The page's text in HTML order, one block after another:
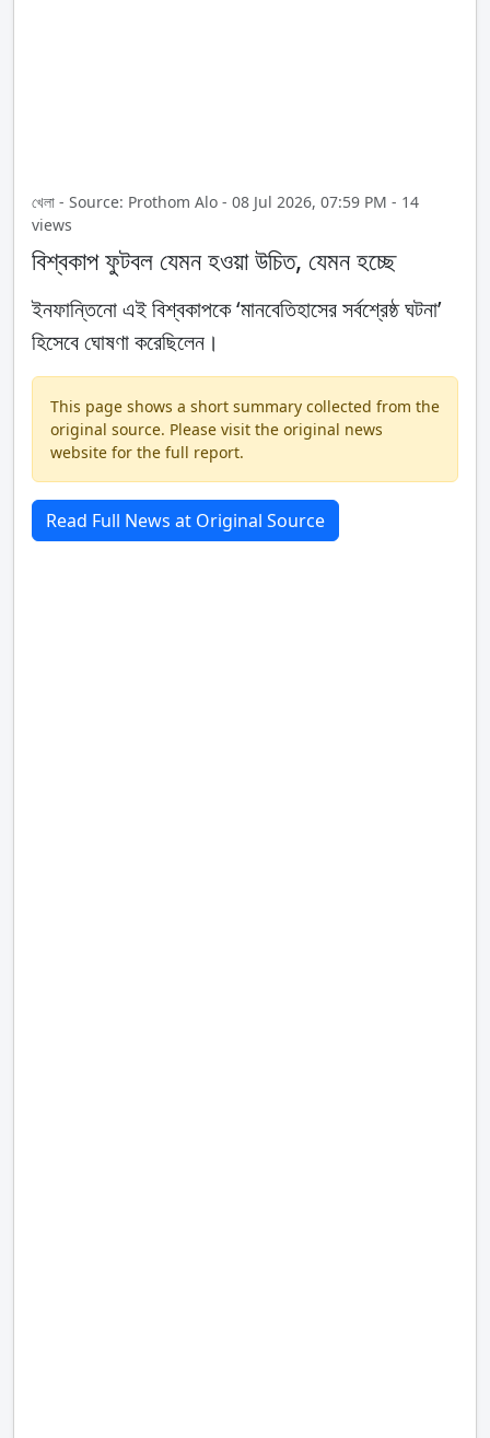
খেলা - Source: Prothom Alo - 08 Jul 2026, 07:59 PM - 14
views
বিশ্বকাপ ফুটবল যেমন হওয়া উচিত, যেমন হচ্ছে
ইনফান্তিনো এই বিশ্বকাপকে ‘মানবেতিহাসের সর্বশ্রেষ্ঠ ঘটনা’
হিসেবে ঘোষণা করেছিলেন।
This page shows a short summary collected from the
original source. Please visit the original news
website for the full report.
Read Full News at Original Source